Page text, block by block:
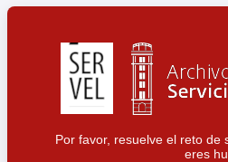
Por favor, resuelve el reto de
eres